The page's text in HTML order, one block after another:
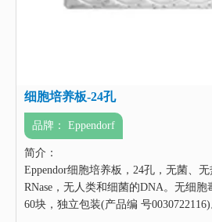
细胞培养板-24孔
品牌： Eppendorf
简介：
Eppendor细胞培养板，24孔，无菌、无
RNase，无人类和细菌的DNA。无细胞
60块，独立包装(产品编 号0030722116)